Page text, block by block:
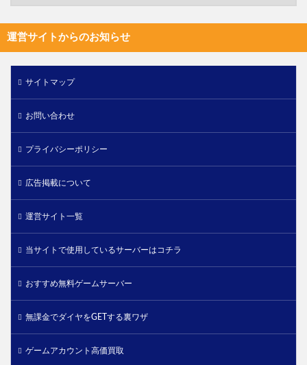
運営サイトからのお知らせ
サイトマップ
お問い合わせ
プライバシーポリシー
広告掲載について
運営サイト一覧
当サイトで使用しているサーバーはコチラ
おすすめ無料ゲームサーバー
無課金でダイヤをGETする裏ワザ
ゲームアカウント高価買取